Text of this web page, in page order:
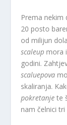
Prema
20 posto
od milijun
scaleup mora
godini.
scaluepova
skaliranja.
pokretanjete
nam čelnici